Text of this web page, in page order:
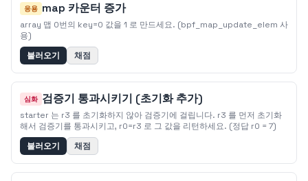
응용 map 카운터 증가
array 맵 0번의 key=0 값을 1 로 만드세요. (bpf_map_update_elem 사
용)
불러오기
채점
심화 검증기 통과시키기 (초기화 추가)
starter 는 r3 를 초기화하지 않아 검증기에 걸립니다. r3 를 먼저 초기화
해서 검증기를 통과시키고, r0=r3 로 그 값을 리턴하세요. (정답 r0 = 7)
불러오기
채점